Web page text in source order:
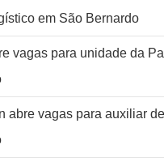
em São Bernardo
vagas para unidade da
abre vagas para auxiliar